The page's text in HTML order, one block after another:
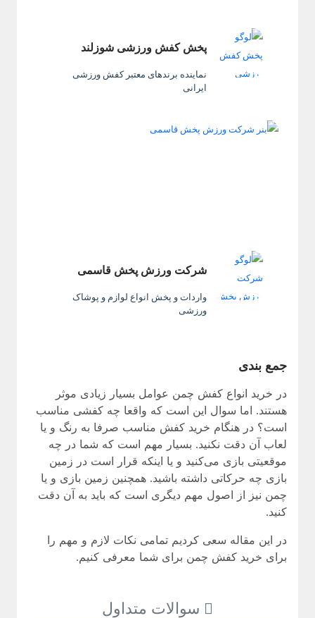
پخش کفش ورزشی شوزلند
نماینده برندهای معتبر کفش ورزشی
ایرانی
شرکت ورزش پخش قاسمی
واردات و پخش انواع لوازم و پوشاک
ورزشی
جمع بندی
در خرید انواع کفش چمن عوامل بسیار زیادی موثر
هستند. اما سوال این است که واقعا چه کفشی مناسب
است؟ در هنگام خرید کفش مناسب صرفا به رنگ و یا
لعاب آن دقت نکنید. بسیار مهم است که شما در چه
موقعیتی بازی می‌کنید و یا اینکه قرار است در زمین
بازی چه حرکاتی داشته باشید. همچنین زمین بازی و یا
چمن نیز از اصول مهم دیگری است که باید به آن دقت
کنید.
در این مقاله سعی کردیم تمامی نکات لازم و مهم را
برای خرید کفش چمن برای شما معرفی کنیم.
سوالات متداول